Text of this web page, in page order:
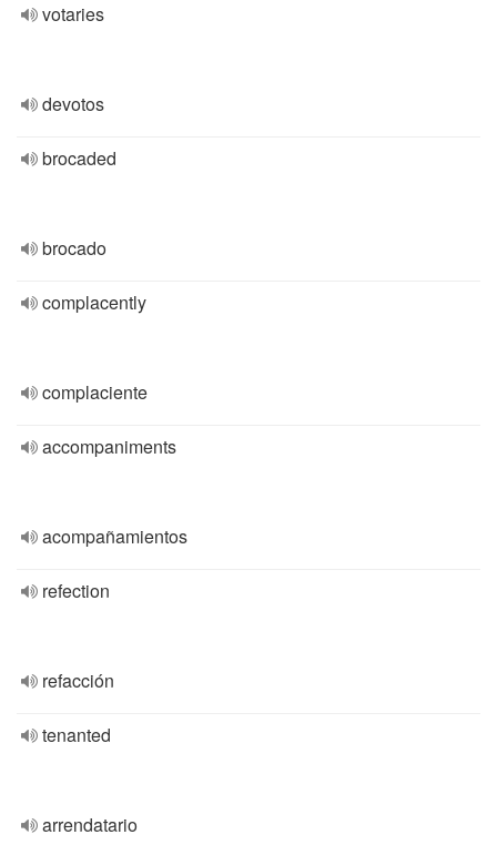
votaries
devotos
brocaded
brocado
complacently
complaciente
accompaniments
acompañamientos
refection
refacción
tenanted
arrendatario